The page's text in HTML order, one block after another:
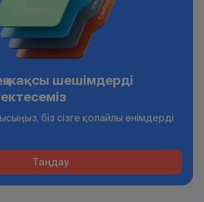
ең жақсы шешімдерді
біз сізге қолайлы өнімдерді
Таңдау